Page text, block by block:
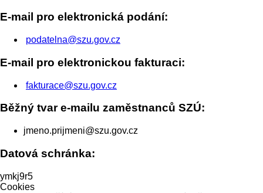
E-mail pro elektronická podání:
podatelna@szu.gov.cz
E-mail pro elektronickou fakturaci:
fakturace@szu.gov.cz
Běžný tvar e-mailu zaměstnanců SZÚ:
jmeno.prijmeni@szu.gov.cz
Datová schránka:
ymkj9r5
Cookies